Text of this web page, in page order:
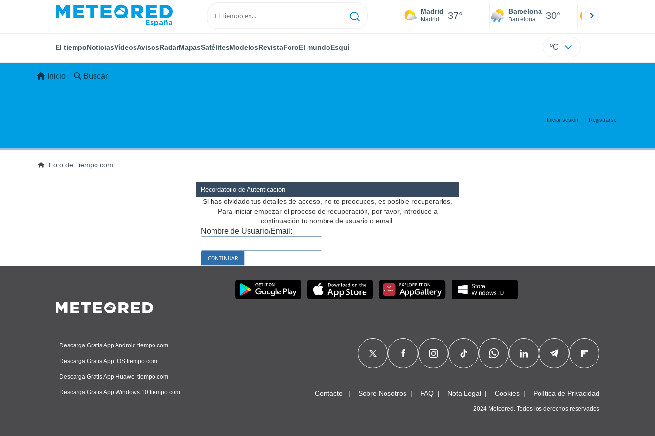
Madrid
Madrid 37° Barcelona
Barcelona 30°
El tiempoNoticiasVídeosAvisosRadarMapasSatélitesModelosRevistaForoEl mundoEsquí ºC
Inicio Buscar
Iniciar sesión Registrarse
Foro de Tiempo.com
Recordatorio de Autenticación
Si has olvidado tus detalles de acceso, no te preocupes, es posible recuperarlos.
Para iniciar empezar el proceso de recuperación, por favor, introduce a
continuación tu nombre de usuario o email.
Nombre de Usuario/Email:
Descarga Gratis App Android tiempo.com
Descarga Gratis App iOS tiempo.com
Descarga Gratis App Huawei tiempo.com
Descarga Gratis App Windows 10 tiempo.com Contacto Sobre Nosotros FAQ Nota Legal Cookies Política de Privacidad
2024 Meteored. Todos los derechos reservados